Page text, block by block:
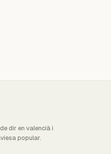
dir en valencià i
popular.